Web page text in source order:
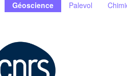
Géoscience Palevol